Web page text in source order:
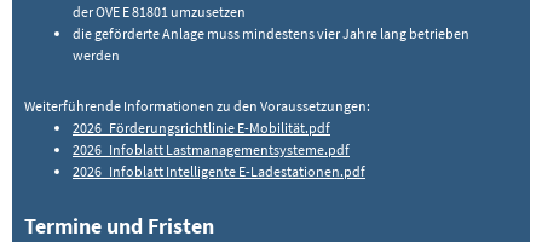
der OVE E 81801 umzusetzen
die geförderte Anlage muss mindestens vier Jahre lang betrieben
werden
Weiterführende Informationen zu den Voraussetzungen:
2026_Förderungsrichtlinie E-Mobilität.pdf
2026_Infoblatt Lastmanagementsysteme.pdf
2026_Infoblatt Intelligente E-Ladestationen.pdf
Termine und Fristen